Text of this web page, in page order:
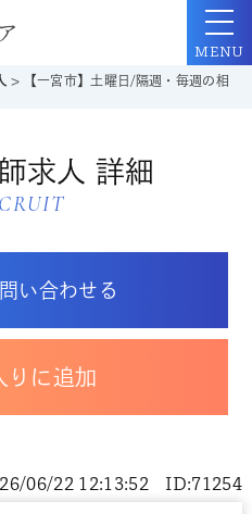
>
【一宮市】土曜日/隔週・毎週の相
MENU
求人 詳細
い合わせる
りに追加
06/22 12:13:52 ID:71254